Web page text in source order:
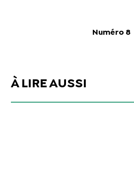
Numéro 8
À LIRE AUSSI